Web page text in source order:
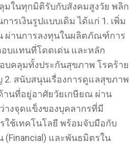
มในทุกมิติรับกับสังคมสูงวัย พลิก
ารเงินรูปแบบเดิม ได้แก่ 1. เพิ่ม
ผ่านการลงทุนในผลิตภัณฑ์การ
อบแทนที่โดดเด่น และหลัก
บคลุมทั้งประกันสุขภาพ โรคร้าย
2. สนับสนุนเรื่องการดูแลสุขภาพ
านที่อยู่อาศัยวัยเกษียณ ผ่าน
างจุดแข็งของบุคลากรที่มี
ช้เทคโนโลยี พร้อมจับมือกับ
(Financial) และพันธมิตรใน